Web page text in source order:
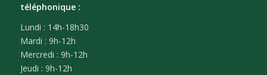
téléphonique :
Lundi : 14h-18h30
Mardi : 9h-12h
Mercredi : 9h-12h
Jeudi : 9h-12h